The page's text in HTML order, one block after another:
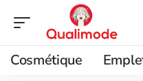
Cosmétique